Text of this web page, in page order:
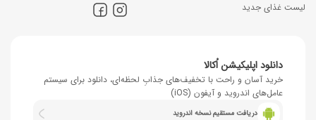
لیست غذای جدید
دانلود اپلیکیشن اُکالا
خرید آسان و راحت با تخفیف‌های جذابِ لحظه‌ای، دانلود برای سیستم
عامل‌های اندروید و آیفون (iOS)
دریافت مستقیم نسخه اندروید